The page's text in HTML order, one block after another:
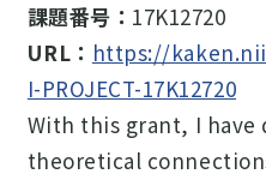
課題番号： 17K12720
URL： https://
I-PROJECT-17K12720
With this grant, I have
theoretical